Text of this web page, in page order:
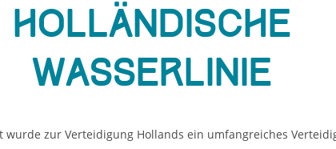
Holländische
Wasserlinie
wurde zur Verteidigung Hollands ein umfangreiches